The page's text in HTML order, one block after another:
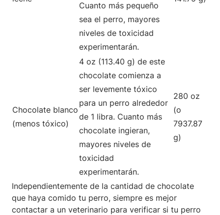
Cuanto más pequeño
sea el perro, mayores
niveles de toxicidad
experimentarán.
Chocolate blanco
(menos tóxico)
4 oz (113.40 g) de este
chocolate comienza a
ser levemente tóxico
para un perro alrededor
de 1 libra. Cuanto más
chocolate ingieran,
mayores niveles de
toxicidad
experimentarán.
280 oz
(o
7937.87
g)
Independientemente de la cantidad de chocolate
que haya comido tu perro, siempre es mejor
contactar a un veterinario para verificar si tu perro